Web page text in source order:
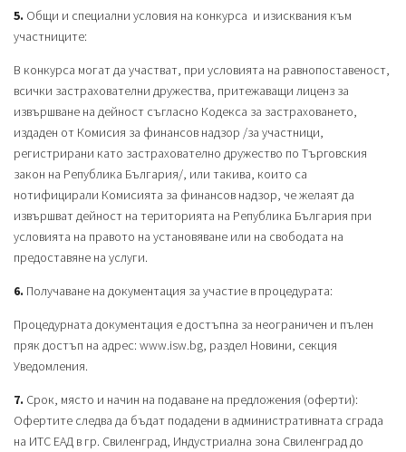
5. Общи и специални условия на конкурса и изисквания към
участниците:
В конкурса могат да участват, при условията на равнопоставеност,
всички застрахователни дружества, притежаващи лиценз за
извършване на дейност съгласно Кодекса за застраховането,
издаден от Комисия за финансов надзор /за участници,
регистрирани като застрахователно дружество по Търговския
закон на Република България/, или такива, които са
нотифицирали Комисията за финансов надзор, че желаят да
извършват дейност на територията на Република България при
условията на правото на установяване или на свободата на
предоставяне на услуги.
6. Получаване на документация за участие в процедурата:
Процедурната документация е достъпна за неограничен и пълен
пряк достъп на адрес: www.isw.bg, раздел Новини, секция
Уведомления.
7. Срок, място и начин на подаване на предложения (оферти):
Офертите следва да бъдат подадени в административната сграда
на ИТС ЕАД в гр. Свиленград, Индустриална зона Свиленград до